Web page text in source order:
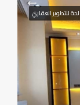
للتطوير العقاري